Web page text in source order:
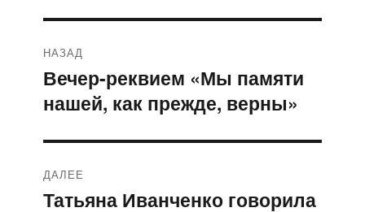
по
записям
НАЗАД
Предыдущая
запись:
Вечер-реквием «Мы памяти
нашей, как прежде, верны»
ДАЛЕЕ
Следующая
Татьяна Иванченко говорила